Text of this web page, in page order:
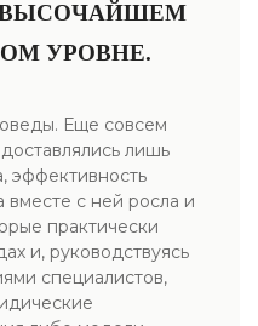
УРОВНЕ.
Еще совсем
лишь
эффективность
вместе с ней росла и
практически
и, руководствуясь
специалистов,